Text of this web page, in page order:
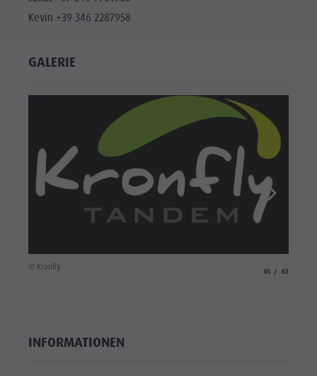
Kevin +39 346 2287958
GALERIE
© Kronfly
01 02
INFORMATIONEN